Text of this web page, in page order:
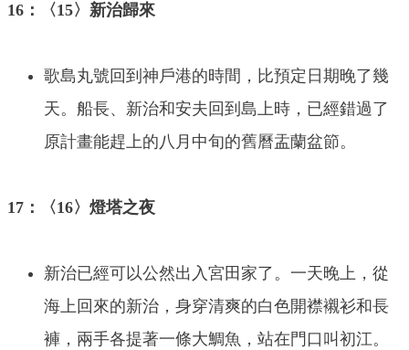
16：〈15〉新治歸來
歌島丸號回到神戶港的時間，比預定日期晚了幾
天。船長、新治和安夫回到島上時，已經錯過了
原計畫能趕上的八月中旬的舊曆盂蘭盆節。
17：〈16〉燈塔之夜
新治已經可以公然出入宮田家了。一天晚上，從
海上回來的新治，身穿清爽的白色開襟襯衫和長
褲，兩手各提著一條大鯛魚，站在門口叫初江。